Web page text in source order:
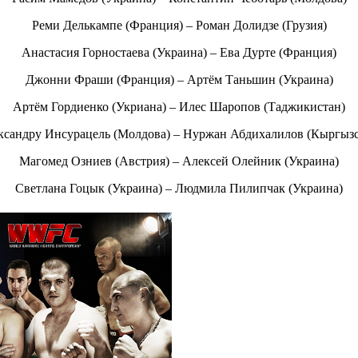
Реми Делькампе (Франция) – Роман Долидзе (Грузия)
Анастасия Горностаева (Украина) – Ева Дурте (Франция)
Джонни Фраши (Франция) – Артём Таньшин (Украина)
Артём Гордиенко (Укриана) – Илес Шаропов (Таджикистан)
Инсурацель (Молдова) – Нуржан Абдихалилов
Магомед Озниев (Австрия) – Алексей Олейник (Украина)
Светлана Гоцык (Украина) – Людмила Пилипчак (Украина)